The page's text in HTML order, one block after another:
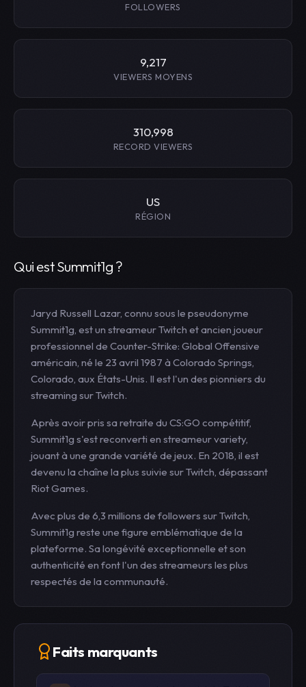
FOLLOWERS
9,217
VIEWERS MOYENS
310,998
RECORD VIEWERS
US
RÉGION
Qui est Summit1g ?
Jaryd Russell Lazar, connu sous le pseudonyme
Summit1g, est un streameur Twitch et ancien joueur
professionnel de Counter-Strike: Global Offensive
américain, né le 23 avril 1987 à Colorado Springs,
Colorado, aux États-Unis. Il est l'un des pionniers du
streaming sur Twitch.
Après avoir pris sa retraite du CS:GO compétitif,
Summit1g s'est reconverti en streameur variety,
jouant à une grande variété de jeux. En 2018, il est
devenu la chaîne la plus suivie sur Twitch, dépassant
Riot Games.
Avec plus de 6,3 millions de followers sur Twitch,
Summit1g reste une figure emblématique de la
plateforme. Sa longévité exceptionnelle et son
authenticité en font l'un des streameurs les plus
respectés de la communauté.
Faits marquants